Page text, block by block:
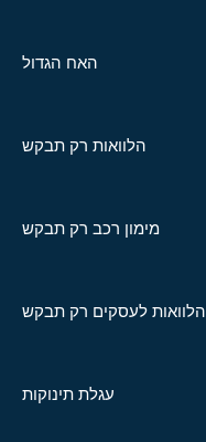
האח הגדול
הלוואות רק תבקש
מימון רכב רק תבקש
הלוואות לעסקים רק תבקש
עגלת תינוקות